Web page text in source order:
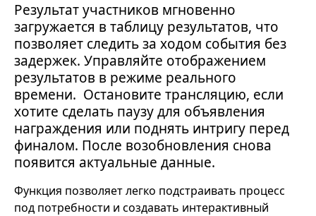
Результат участников мгновенно
загружается в таблицу результатов, что
позволяет следить за ходом события без
задержек. Управляйте отображением
результатов в режиме реального
времени. Остановите трансляцию, если
хотите сделать паузу для объявления
награждения или поднять интригу перед
финалом. После возобновления снова
появится актуальные данные.
Функция позволяет легко подстраивать процесс
под потребности и создавать интерактивный